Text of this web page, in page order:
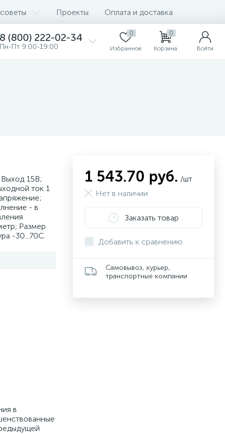
Проекты Оплата и доставка
8 (800) 222-02-34
Пн-Пт 9:00-19:00
0
Избранное
0
Корзина Войти
15В;
ток 1
- в
Размер
-30...70С.
в
1 543.70 руб. /шт
Нет в наличии
Заказать товар
Добавить к сравнению
Самовывоз, курьер,
транспортные компании